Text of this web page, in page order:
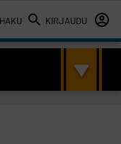
HAKU KIRJAUDU